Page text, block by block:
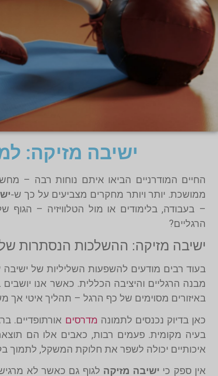
ישיבה מזיקה:
החיים המודרניים הביאו איתם נוחות רבה –
ממושכת. יותר ויותר מחקרים מצביעים על כך ש-
– בעבודה, בלימודים או מול הטלוויזיה –
הרגליים?
ישיבה מזיקה: ההשלכות הנסתרות
בעוד רבים מודעים להשפעות השליליות של
מבנה הרגליים והיציבה הכללית. כאשר אנו
באיזורים מסוימים של כף הרגל – תהליך איטי אך
כאן בדיוק נכנסים לתמונה מדרסים אורתופדיים.
בעיה מקומית. פעמים רבות, כאבים אלו הם
איכותיים יכולה לשפר את חלוקת המשקל, לתמוך
אין ספק כי ישיבה מזיקה לגוף גם כאשר לא